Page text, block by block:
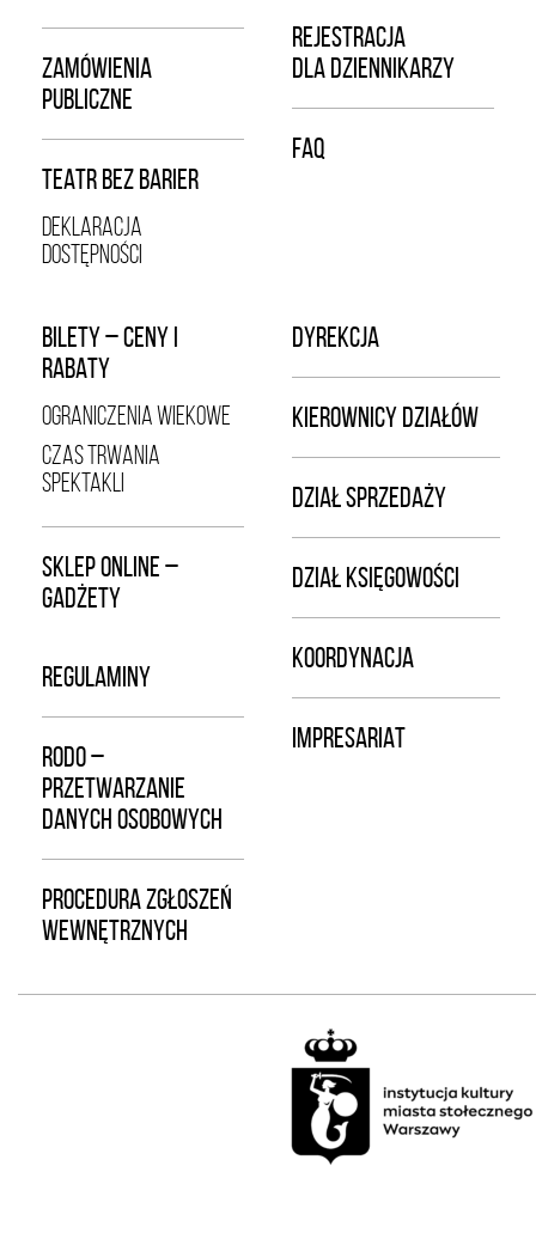
ZAMÓWIENIA
PUBLICZNE
TEATR BEZ BARIER
DEKLARACJA
DOSTĘPNOŚCI
REJESTRACJA
DLA DZIENNIKARZY
FAQ
BILETY – CENY I
RABATY
OGRANICZENIA WIEKOWE
CZAS TRWANIA
SPEKTAKLI
SKLEP ONLINE –
GADŻETY
REGULAMINY
RODO –
PRZETWARZANIE
DANYCH OSOBOWYCH
PROCEDURA ZGŁOSZEŃ
WEWNĘTRZNYCH
DYREKCJA
KIEROWNICY DZIAŁÓW
DZIAŁ SPRZEDAŻY
DZIAŁ KSIĘGOWOŚCI
KOORDYNACJA
IMPRESARIAT